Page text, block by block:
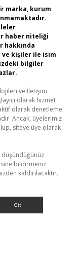
marka, kurum
haber niteliği
hakkında
ve kişiler ile isim
bilgiler
ve İletişim
olarak hizmet
olarak denetleme
Ancak, üyelerimiz
siteye üye olarak
düşündüğünüz
bildirmeniz
kaldırılacaktır.